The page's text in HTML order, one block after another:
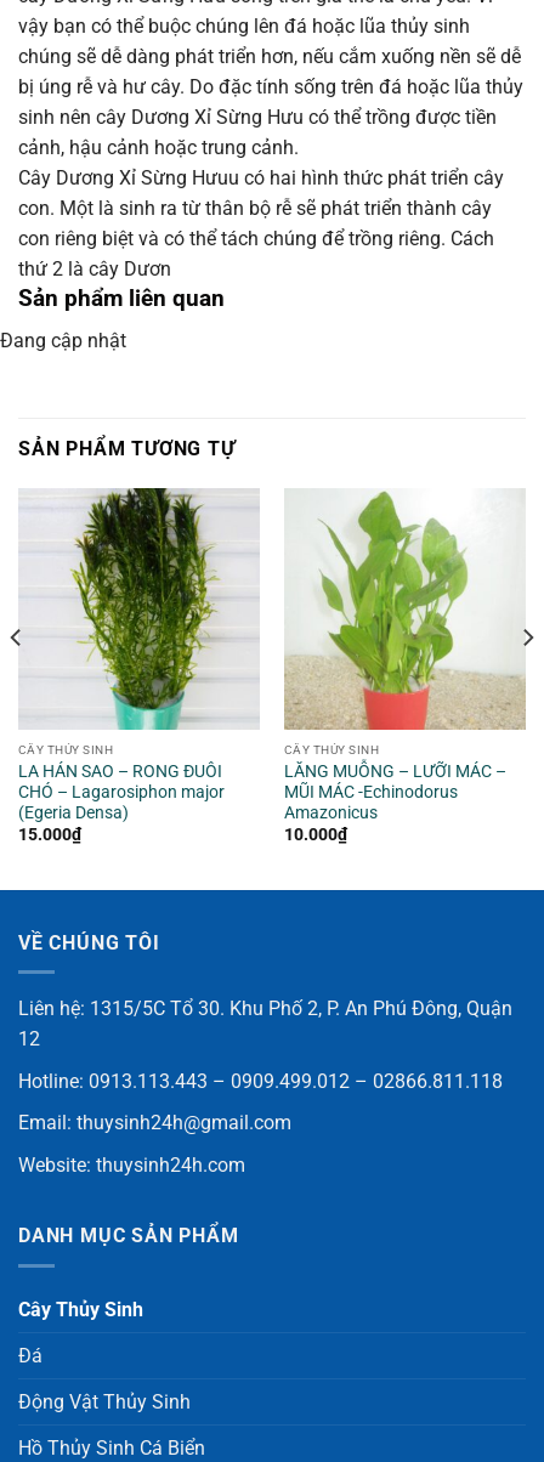
vậy bạn có thể buộc chúng lên đá hoặc lũa thủy sinh
chúng sẽ dễ dàng phát triển hơn, nếu cắm xuống nền sẽ dễ
bị úng rễ và hư cây. Do đặc tính sống trên đá hoặc lũa thủy
sinh nên cây Dương Xỉ Sừng Hưu có thể trồng được tiền
cảnh, hậu cảnh hoặc trung cảnh.
Cây Dương Xỉ Sừng Hưuu có hai hình thức phát triển cây
con. Một là sinh ra từ thân bộ rễ sẽ phát triển thành cây
con riêng biệt và có thể tách chúng để trồng riêng. Cách
thứ 2 là cây Dươn
Sản phẩm liên quan
Đang cập nhật
SẢN PHẨM TƯƠNG TỰ
CÂY THỦY SINH
LA HÁN SAO – RONG ĐUÔI
CHÓ – Lagarosiphon major
(Egeria Densa)
15.000₫
CÂY THỦY SINH
LĂNG MUỖNG – LƯỠI MÁC –
MŨI MÁC -Echinodorus
Amazonicus
10.000₫
VỀ CHÚNG TÔI
Liên hệ: 1315/5C Tổ 30. Khu Phố 2, P. An Phú Đông, Quận
12
Hotline: 0913.113.443 – 0909.499.012 – 02866.811.118
Email: thuysinh24h@gmail.com
Website: thuysinh24h.com
DANH MỤC SẢN PHẨM
Cây Thủy Sinh
Đá
Động Vật Thủy Sinh
Hồ Thủy Sinh Cá Biển